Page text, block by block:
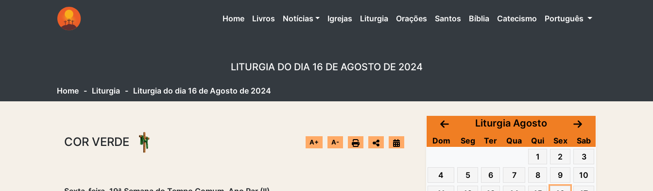
Home(atual)
Livros Notícias Igrejas Liturgia Orações Santos Bíblia Catecismo Português
LITURGIA DO DIA 16 DE AGOSTO DE 2024
Home - Liturgia - Liturgia do dia 16 de Agosto de 2024
COR VERDE A+ A-
Liturgia Agosto
Dom Seg Ter Qua Qui Sex
Sab
1
2
3
4
5 6 7 8 9
10